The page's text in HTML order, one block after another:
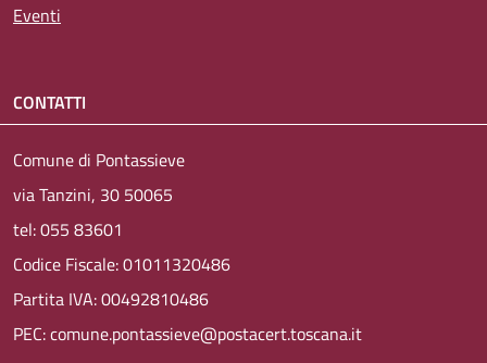
Eventi
CONTATTI
Comune di Pontassieve
via Tanzini, 30 50065
tel: 055 83601
Codice Fiscale: 01011320486
Partita IVA: 00492810486
PEC: comune.pontassieve@postacert.toscana.it